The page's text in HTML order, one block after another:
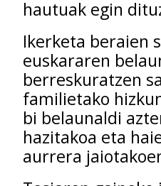
hautuak egin
Ikerketa beraien
euskararen
berreskuratzen
familietako
bi belaunaldi
hazitakoa eta
aurrera